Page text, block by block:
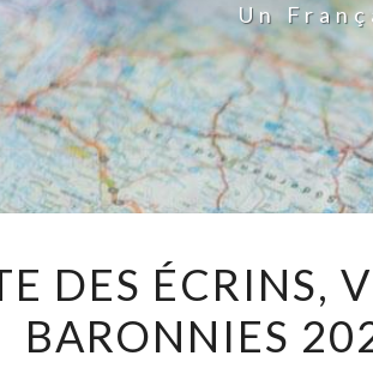
Un
CARTE
DES
ÉCRINS,
DES ÉCRINS,
BARONNIES